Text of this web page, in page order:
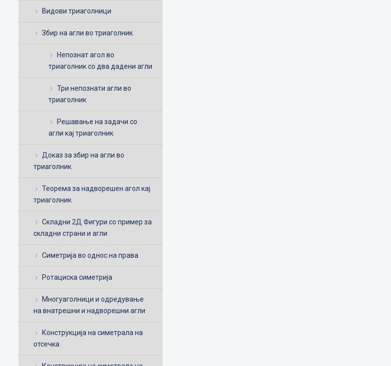
Видови триаголници
Збир на агли во триаголник
Непознат агол во
триаголник со два дадени агли
Три непознати агли во
триаголник
Решавање на задачи со
агли кај триаголник
Доказ за збир на агли во
триаголник
Теорема за надворешен агол кај
триаголник
Складни 2Д Фигури со пример за
складни страни и агли
Симетрија во однос на права
Ротациска симетрија
Многуаголници и одредување
на внатрешни и надворешни агли
Конструкција на симетрала на
отсечка